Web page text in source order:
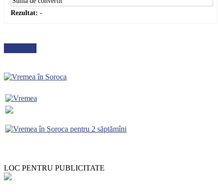
Rezultat: -
LOC PENTRU PUBLICITATE